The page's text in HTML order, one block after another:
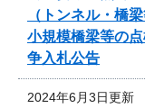
（トンネル・橋
小規模橋梁等の
争入札公告
2024年6月3日更新